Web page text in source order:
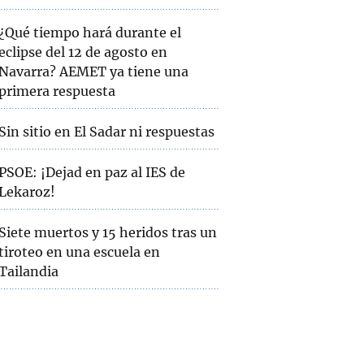
tiempo hará durante el
del 12 de agosto en
AEMET ya tiene una
respuesta
Sin sitio en El Sadar ni respuestas
¡Dejad en paz al IES de
Siete muertos y 15 heridos tras un
en una escuela en